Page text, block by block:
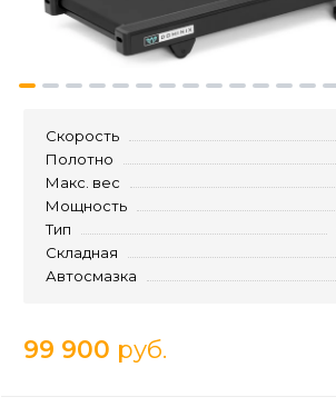
Скорость
Полотно
Макс. вес
Мощность
Тип
Складная
Автосмазка
99 900 руб.